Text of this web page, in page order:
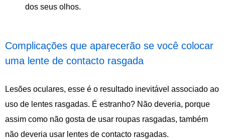
dos seus olhos.
Complicações que aparecerão se você colocar
uma lente de contacto rasgada
Lesões oculares, esse é o resultado inevitável associado ao
uso de lentes rasgadas. É estranho? Não deveria, porque
assim como não gosta de usar roupas rasgadas, também
não deveria usar lentes de contacto rasgadas.